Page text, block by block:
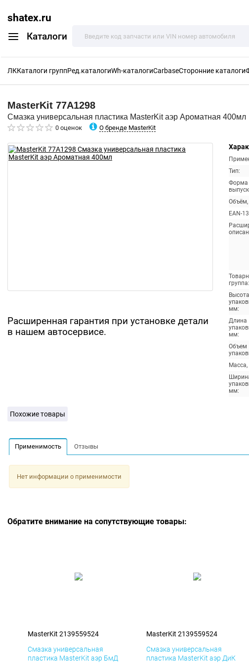
shatex.ru
Каталоги
ЛККаталоги группРед.каталогиWh-каталогиCarbaseСторонние каталоги
MasterKit 77A1298
Смазка универсальная пластика MasterKit аэр Ароматная 400мл
0 оценок О бренде MasterKit
Расширенная гарантия при установке детали
в нашем автосервисе.
Тип:
Форма
Объём,
EAN-
группа:
Высота
мм:
Длина
мм:
Объем
Масса,
мм:
Похожие товары
Применимость Отзывы
Нет информации о применимости
Обратите внимание на сопутствующие товары:
MasterKit 2139559524
Смазка универсальная
пластика MasterKit аэр БмД
MasterKit 2139559524
Смазка универсальная
пластика MasterKit аэр ДиК